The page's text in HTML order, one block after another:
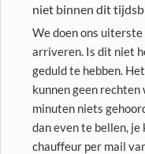
niet binnen dit
We doen ons
arriveren. Is dit niet
geduld te hebben.
kunnen geen rechten
minuten niets
dan even te bellen,
chauffeur per mail